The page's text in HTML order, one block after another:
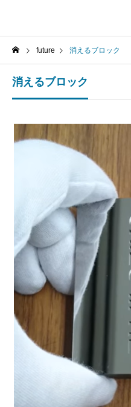
future 消えるブロック
消えるブロック